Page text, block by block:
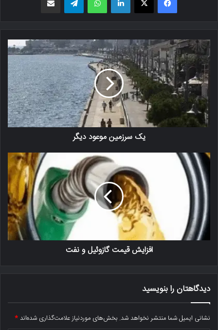
یک سرزمین موعود دیگر
افزایش قیمت گازوئیل و نفت
دیدگاهتان را بنویسید
نشانی ایمیل شما منتشر نخواهد شد. بخش‌های موردنیاز علامت‌گذاری شده‌اند*